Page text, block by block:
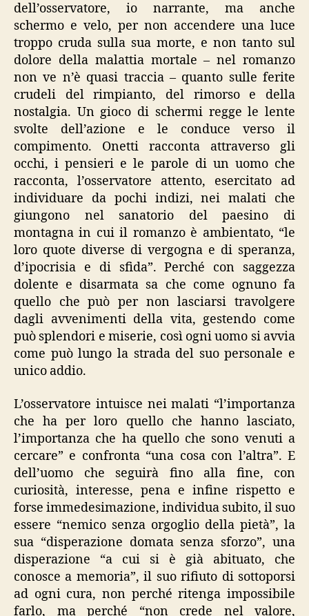
dell’osservatore, io narrante, ma anche
schermo e velo, per non accendere una luce
troppo cruda sulla sua morte, e non tanto sul
dolore della malattia mortale – nel romanzo
non ve n’è quasi traccia – quanto sulle ferite
crudeli del rimpianto, del rimorso e della
nostalgia. Un gioco di schermi regge le lente
svolte dell’azione e le conduce verso il
compimento. Onetti racconta attraverso gli
occhi, i pensieri e le parole di un uomo che
racconta, l’osservatore attento, esercitato ad
individuare da pochi indizi, nei malati che
giungono nel sanatorio del paesino di
montagna in cui il romanzo è ambientato, “le
loro quote diverse di vergogna e di speranza,
d’ipocrisia e di sfida”. Perché con saggezza
dolente e disarmata sa che come ognuno fa
quello che può per non lasciarsi travolgere
dagli avvenimenti della vita, gestendo come
può splendori e miserie, così ogni uomo si avvia
come può lungo la strada del suo personale e
unico addio.
L’osservatore intuisce nei malati “l’importanza
che ha per loro quello che hanno lasciato,
l’importanza che ha quello che sono venuti a
cercare” e confronta “una cosa con l’altra”. E
dell’uomo che seguirà fino alla fine, con
curiosità, interesse, pena e infine rispetto e
forse immedesimazione, individua subito, il suo
essere “nemico senza orgoglio della pietà”, la
sua “disperazione domata senza sforzo”, una
disperazione “a cui si è già abituato, che
conosce a memoria”, il suo rifiuto di sottoporsi
ad ogni cura, non perché ritenga impossibile
farlo, ma perché “non crede nel valore,